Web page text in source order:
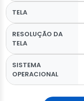
TELA
RESOLUÇÃO DA
TELA
SISTEMA
OPERACIONAL